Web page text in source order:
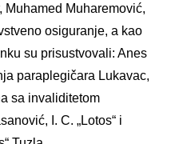
Muhamed Muharemović,
osiguranje, a kao
su prisustvovali: Anes
paraplegičara Lukavac,
sa invaliditetom
I. C. „Lotos“ i